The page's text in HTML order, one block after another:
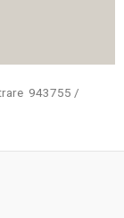
943755 /